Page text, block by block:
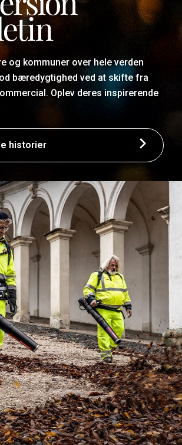
og kommuner over hele verden
bæredygtighed ved at skifte fra
Oplev deres inspirerende
historier